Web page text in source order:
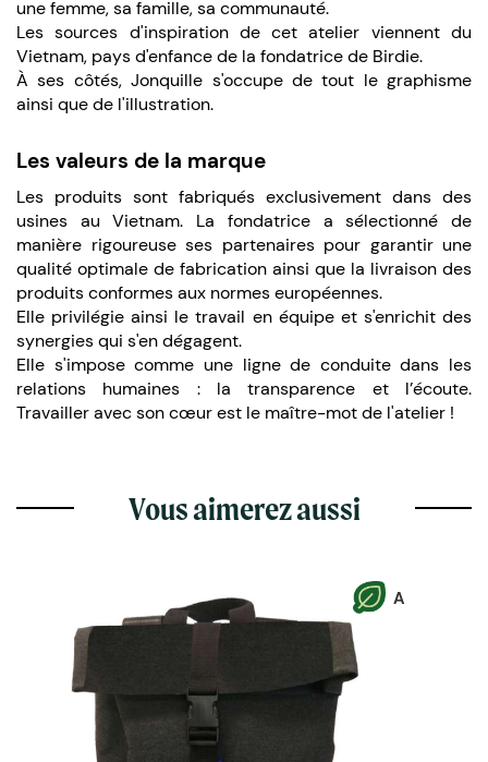
une femme, sa famille, sa communauté.
Les sources d'inspiration de cet atelier viennent du
Vietnam, pays d'enfance de la fondatrice de Birdie.
À ses côtés, Jonquille s'occupe de tout le graphisme
ainsi que de l'illustration.
Les valeurs de la marque
Les produits sont fabriqués exclusivement dans des
usines au Vietnam. La fondatrice a sélectionné de
manière rigoureuse ses partenaires pour garantir une
qualité optimale de fabrication ainsi que la livraison des
produits conformes aux normes européennes.
Elle privilégie ainsi le travail en équipe et s'enrichit des
synergies qui s'en dégagent.
Elle s'impose comme une ligne de conduite dans les
relations humaines : la transparence et l’écoute.
Travailler avec son cœur est le maître-mot de l'atelier !
Vous aimerez aussi
A